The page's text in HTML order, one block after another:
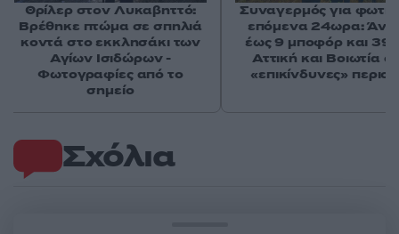
Σχόλια
Θρίλερ στον Λυκαβηττό:
Βρέθηκε πτώμα σε σπηλιά
κοντά στο εκκλησάκι των
Αγίων Ισιδώρων -
Φωτογραφίες από το
σημείο
Συναγερμός για
επόμενα 24ωρα:
έως 9 μποφόρ και
Αττική και Βοιωτία
«επικίνδυνες»